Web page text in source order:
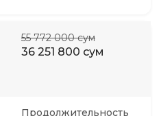
55 772 000 сум
36 251 800 сум
Продолжительность